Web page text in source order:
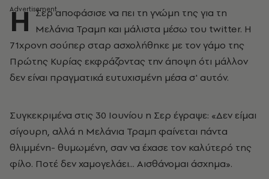
Η Σερ αποφάσισε να πει τη γνώμη της για τη
Μελάνια Τραμπ και μάλιστα μέσω του twitter. Η
71χρονη σούπερ σταρ ασχολήθηκε με τον γάμο της
Πρώτης Κυρίας εκφράζοντας την άποψη ότι μάλλον
δεν είναι πραγματικά ευτυχισμένη μέσα σ' αυτόν.
Συγκεκριμένα στις 30 Ιουνίου η Σερ έγραψε: «Δεν είμαι
σίγουρη, αλλά η Μελάνια Τραμπ φαίνεται πάντα
θλιμμένη- θυμωμένη, σαν να έχασε τον καλύτερό της
φίλο. Ποτέ δεν χαμογελάει... Αισθάνομαι άσχημα».